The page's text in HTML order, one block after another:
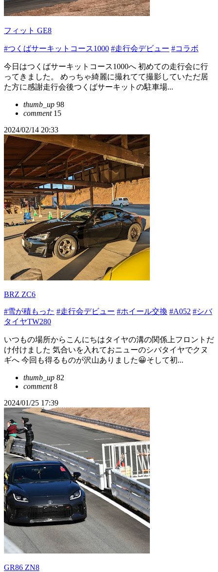
フィット GE8
#つくばサーキットコース1000 #走行会デビュー #コラボ
今日はつくばサーキットコース1000へ 初めての走行会に行
ってきました。 めっちゃ綺麗に撮れてて撮影していただ居
た方に感謝走行会後つくばサーキットの駐車場...
thumb_up 98
comment15
2024/02/14 20:33
BRZ ZC6
#雪が積もった #走行会デビュー #ホイール交換 #A052 #シバ
タイヤTW280
いつもの場所からこんにちはタイヤの溝の関係上フロントだ
け付けました 気合いを入れておニューのシバタイヤでクヌ
ギへ 今回も得るものが沢山ありました😀そして初...
thumb_up 82
comment8
2024/01/25 17:39
GR86 ZN8